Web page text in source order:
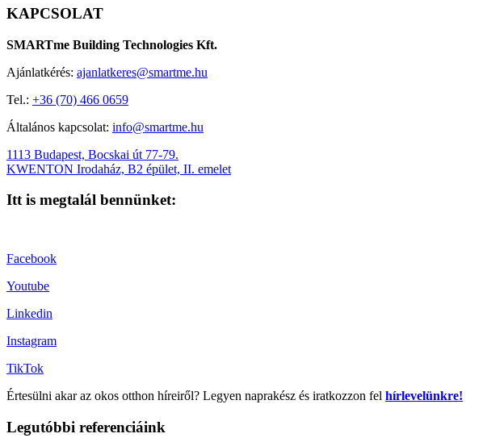
KAPCSOLAT
SMARTme Building Technologies Kft.
Ajánlatkérés: ajanlatkeres@smartme.hu
Tel.: +36 (70) 466 0659
Általános kapcsolat: info@smartme.hu
1113 Budapest, Bocskai út 77-79.
KWENTON Irodaház, B2 épület, II. emelet
Itt is megtalál bennünket:
Facebook
Youtube
Linkedin
Instagram
TikTok
Értesülni akar az okos otthon híreiről? Legyen naprakész és iratkozzon fel hírlevelünkre!
Legutóbbi referenciáink